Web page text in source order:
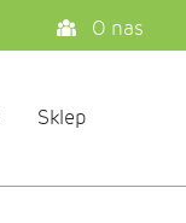
O nas
Sklep